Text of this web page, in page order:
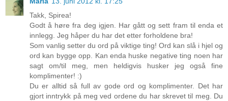
Takk, Spirea!
Godt å høre fra deg igjen. Har gått og sett fram til enda et
innlegg. Jeg håper du har det etter forholdene bra!
Som vanlig setter du ord på viktige ting! Ord kan slå i hjel og
ord kan bygge opp. Kan enda huske negative ting noen har
sagt om/til meg, men heldigvis husker jeg også fine
komplimenter! :)
Du er alltid så full av gode ord og komplimenter. Det har
gjort inntrykk på meg ved ordene du har skrevet til meg. Du